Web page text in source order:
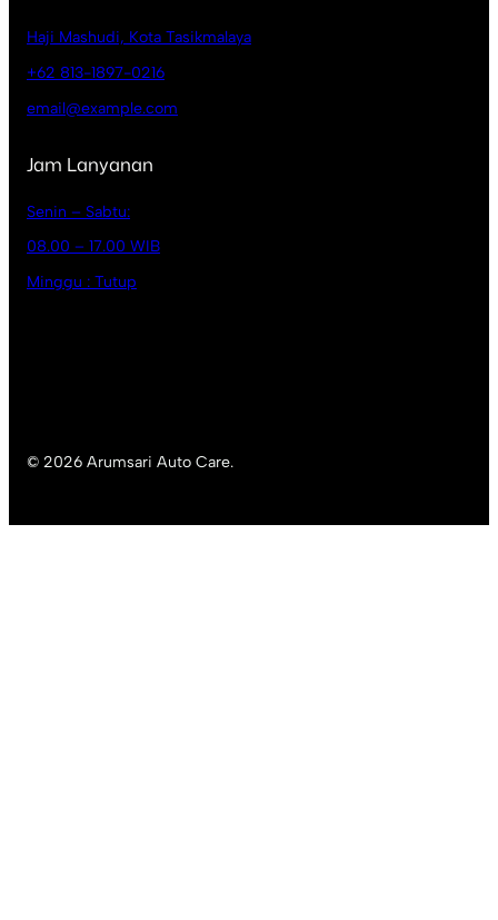
Haji Mashudi, Kota Tasikmalaya
+62 813-1897-0216
email@example.com
Jam Lanyanan
Senin – Sabtu:
08.00 – 17.00 WIB
Minggu : Tutup
© 2026 Arumsari Auto Care.